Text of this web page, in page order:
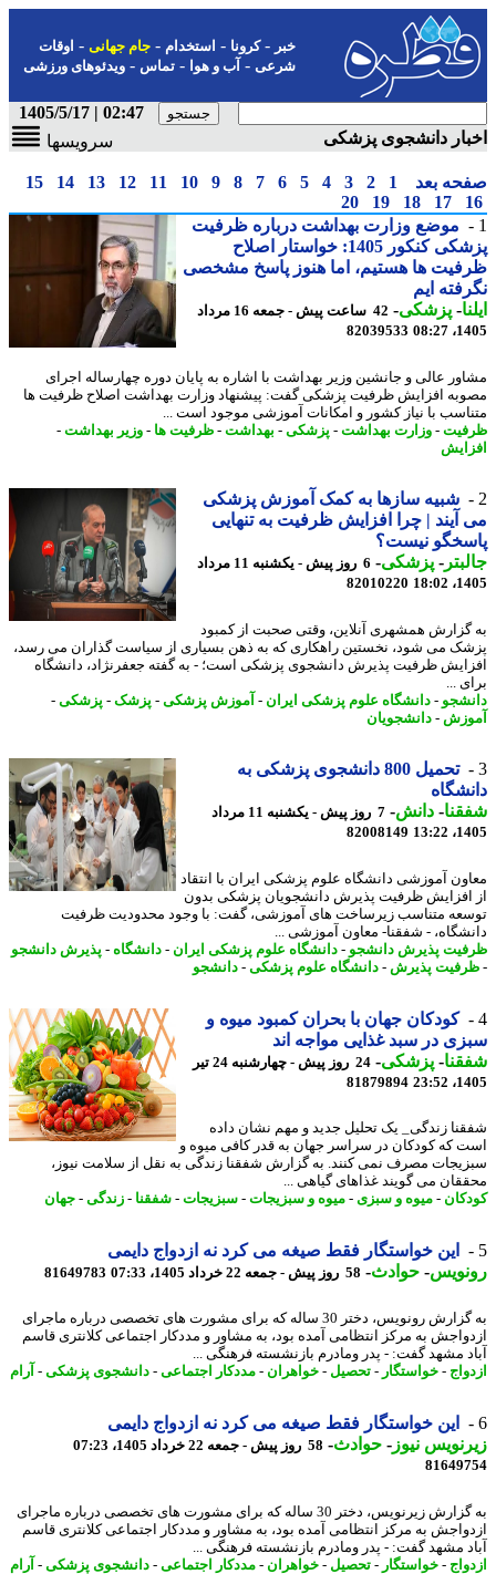
-کرونا-استخدام- جام جهانی-اوقات
شرعی-آب و هوا-تماس-ویدئوهای ورزشی
02:47 | 1405/5/17
دانشجوی پزشکی
سرویسها
بعد 1
2
3
4
5
6
7
8
9
10
11
12
13
14
15
17
18
19
20
موضع وزارت بهداشت درباره ظرفیت
پزشکی کنکور 1405: خواستار اصلاح
ها هستیم، اما هنوز پاسخ مشخصی
ایم
-پزشکی-
42 ساعت پیش - جمعه 16 مرداد
82039533
عالی و جانشین وزیر بهداشت با اشاره به پایان دوره چهارساله اجرای
افزایش ظرفیت پزشکی گفت: پیشنهاد وزارت بهداشت اصلاح ظرفیت ها
با نیاز کشور و امکانات آموزشی موجود است ...
-وزارت بهداشت -پزشکی-بهداشت -ظرفیت ها- وزیر بهداشت -
شبیه سازها به کمک آموزش پزشکی
آیند | چرا افزایش ظرفیت به تنهایی
نیست؟
-پزشکی-
6 روز پیش - یکشنبه 11 مرداد
82010220
همشهری آنلاین، وقتی صحبت از کمبود
می شود، نخستین راهکاری که به ذهن بسیاری از سیاست گذاران می رسد،
ظرفیت پذیرش دانشجوی پزشکی است؛ - به گفته جعفرنژاد، دانشگاه
...
-دانشگاه علوم پزشکی ایران - آموزش پزشکی-پزشک -پزشکی-
-دانشجویان
تحمیل 800 دانشجوی پزشکی به
-دانش -
7 روز پیش - یکشنبه 11 مرداد
82008149
آموزشی دانشگاه علوم پزشکی ایران با انتقاد
ظرفیت پذیرش دانشجویان پزشکی بدون
متناسب زیرساخت های آموزشی، گفت: با وجود محدودیت ظرفیت
- شفقنا- معاون آموزشی ...
پذیرش دانشجو-دانشگاه علوم پزشکی ایران - دانشگاه-پذیرش دانشجو
پذیرش-دانشگاه علوم پزشکی-دانشجو
کودکان جهان با بحران کمبود میوه و
در سبد غذایی مواجه اند
-پزشکی-
24 روز پیش - چهارشنبه 24 تیر
81879894
زندگی_ یک تحلیل جدید و مهم نشان داده
که کودکان در سراسر جهان به قدر کافی میوه و
مصرف نمی کنند. به گزارش شفقنا زندگی به نقل از سلامت نیوز،
می گویند غذاهای گیاهی ...
-میوه و سبزی- میوه و سبزیجات-سبزیجات-شفقنا-زندگی-جهان
این خواستگار فقط صیغه می کرد نه ازدواج دایمی
-حوادث -58 روز پیش - جمعه 22 خرداد 1405، 07:33 81649783
به گزارش رونویس، دختر 30 ساله که برای مشورت های تخصصی درباره ماجرای
به مرکز انتظامی آمده بود، به مشاور و مددکار اجتماعی کلانتری قاسم
مشهد گفت: - پدر ومادرم بازنشسته فرهنگی ...
-خواستگار-تحصیل-خواهران- مددکار اجتماعی-دانشجوی پزشکی-آرام
این خواستگار فقط صیغه می کرد نه ازدواج دایمی
نیوز-حوادث -58 روز پیش - جمعه 22 خرداد 1405، 07:23
به گزارش زیرنویس، دختر 30 ساله که برای مشورت های تخصصی درباره ماجرای
به مرکز انتظامی آمده بود، به مشاور و مددکار اجتماعی کلانتری قاسم
مشهد گفت: - پدر ومادرم بازنشسته فرهنگی ...
-خواستگار-تحصیل-خواهران- مددکار اجتماعی-دانشجوی پزشکی-آرام